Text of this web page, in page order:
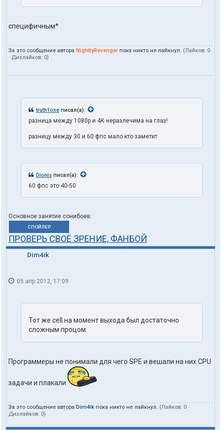
специфичным*
За это сообщение автора NightlyRevenger пока никто не лайкнул. (Лайков: 0
· Дизлайков: 0)
truth1one писал(а):
разница между 1080p и 4К неразлечима на глаз!
разницу между 30 и 60 фпс мало кто заметит
Dionis писал(а):
60 фпс это 40-50
Основное занятие сонибоев:
СПОЙЛЕР
ПРОВЕРЬ СВОЁ ЗРЕНИЕ, ФАНБОЙ
Dim4ik
05 апр 2012, 17:09
Тот же cell на момент выхода был достаточно
сложным процом.
Программеры не понимали для чего SPE и вешали на них CPU
задачи и плакали
За это сообщение автора Dim4ik пока никто не лайкнул. (Лайков: 0 ·
Дизлайков: 0)